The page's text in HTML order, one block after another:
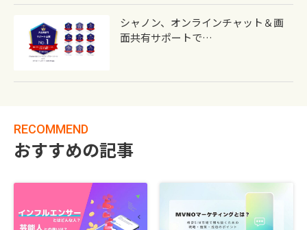
シャノン、オンラインチャット＆画
面共有サポートで…
RECOMMEND
おすすめの記事